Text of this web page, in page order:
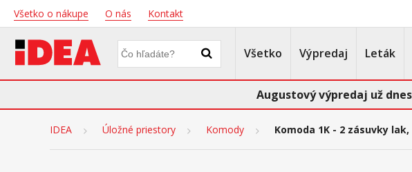
Všetko o nákupe O nás Kontakt
Všetko Výpredaj Leták
Augustový výpredaj už
IDEA Úložné priestory Komody Komoda 1K - 2 zásuvky